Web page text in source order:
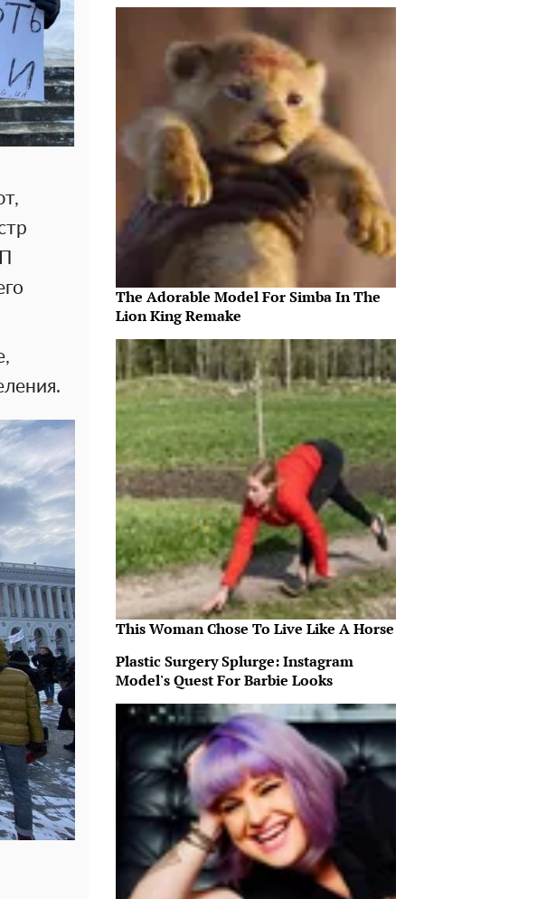
The Adorable Model For Simba In The
Lion King Remake
This Woman Chose To Live Like A Horse
Plastic Surgery Splurge: Instagram
Model's Quest For Barbie Looks